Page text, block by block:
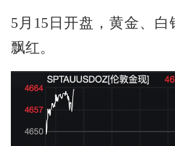
5月15日开盘，黄金、白
飘红。